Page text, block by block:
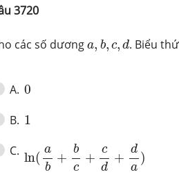
3720
các số dươnga, b, c, d
a b c, d. Biểu
A. 0
0
B. 1
1
C. ln(
a
b
+
b
c
+
c
d
+
d
a
)
ab c+ +